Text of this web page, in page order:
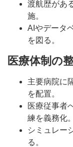
渡航歴があ
施。
AIやデータ
を図る。
医療体制の
主要病院に
を配置。
医療従事者
練を義務化。
シミュレー
る。